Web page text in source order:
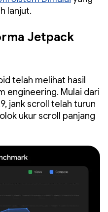
lanjut.
Jetpack
telah melihat hasil
engineering. Mulai dari
jank scroll telah turun
ukur scroll panjang